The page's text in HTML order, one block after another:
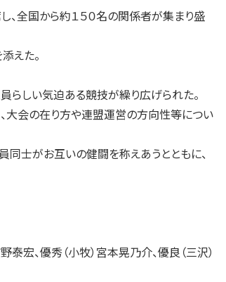
全国から約１５０名の関係者が集まり盛
えた。
しい気迫ある競技が繰り広げられた。
大会の在り方や連盟運営の方向性等につい
士がお互いの健闘を称えあうとともに、
宏、優秀（小牧）宮本晃乃介、優良（三沢）